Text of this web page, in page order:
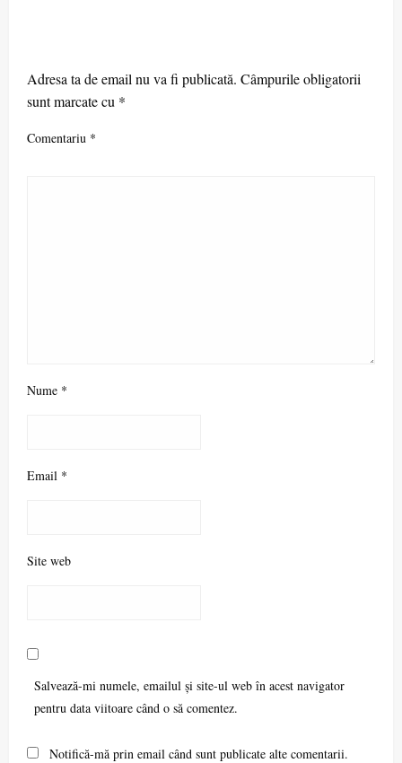
Adresa ta de email nu va fi publicată. Câmpurile obligatorii
sunt marcate cu *
Comentariu *
Nume *
Email *
Site web
Salvează-mi numele, emailul și site-ul web în acest navigator
pentru data viitoare când o să comentez.
Notifică-mă prin email când sunt publicate alte comentarii.